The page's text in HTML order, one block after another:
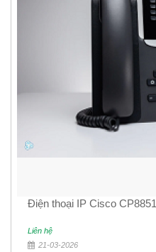
Điện thoại IP Cisco CP8851
Liên hệ
21-03-2026